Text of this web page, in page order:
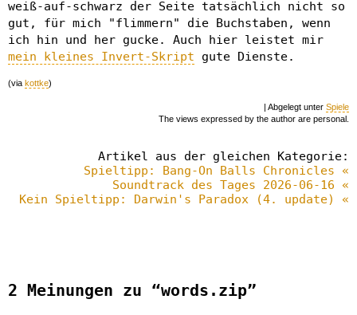
weiß-auf-schwarz der Seite tatsächlich nicht so
gut, für mich "flimmern" die Buchstaben, wenn
ich hin und her gucke. Auch hier leistet mir
mein kleines Invert-Skript gute Dienste.
(via kottke)
| Abgelegt unter Spiele
The views expressed by the author are personal.
Artikel aus der gleichen Kategorie:
Spieltipp: Bang-On Balls Chronicles «
Soundtrack des Tages 2026-06-16 «
Kein Spieltipp: Darwin's Paradox (4. update) «
2 Meinungen zu “words.zip”